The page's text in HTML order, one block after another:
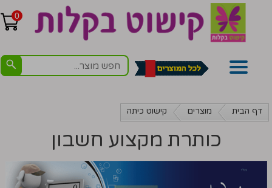
0
דף הבית מוצרים קישוט כיתה
כותרת מקצוע חשבון